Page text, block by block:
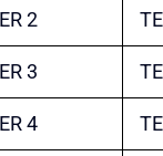
2
3
4